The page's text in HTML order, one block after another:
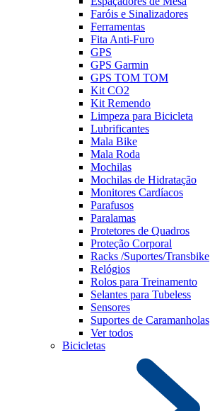
Faróis e Sinalizadores
Ferramentas
Fita Anti-Furo
GPS
GPS Garmin
GPS TOM TOM
Kit CO2
Kit Remendo
Limpeza para Bicicleta
Lubrificantes
Mala Bike
Mala Roda
Mochilas
Mochilas de Hidratação
Monitores Cardíacos
Parafusos
Paralamas
Protetores de Quadros
Proteção Corporal
Racks /Suportes/Transbike
Relógios
Rolos para Treinamento
Selantes para Tubeless
Sensores
Suportes de Caramanholas
Ver todos
Bicicletas